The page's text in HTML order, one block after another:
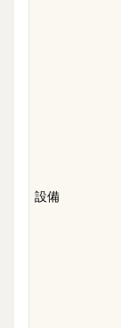
設備